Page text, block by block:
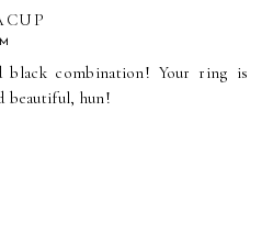
black combination! Your ring is
beautiful, hun!